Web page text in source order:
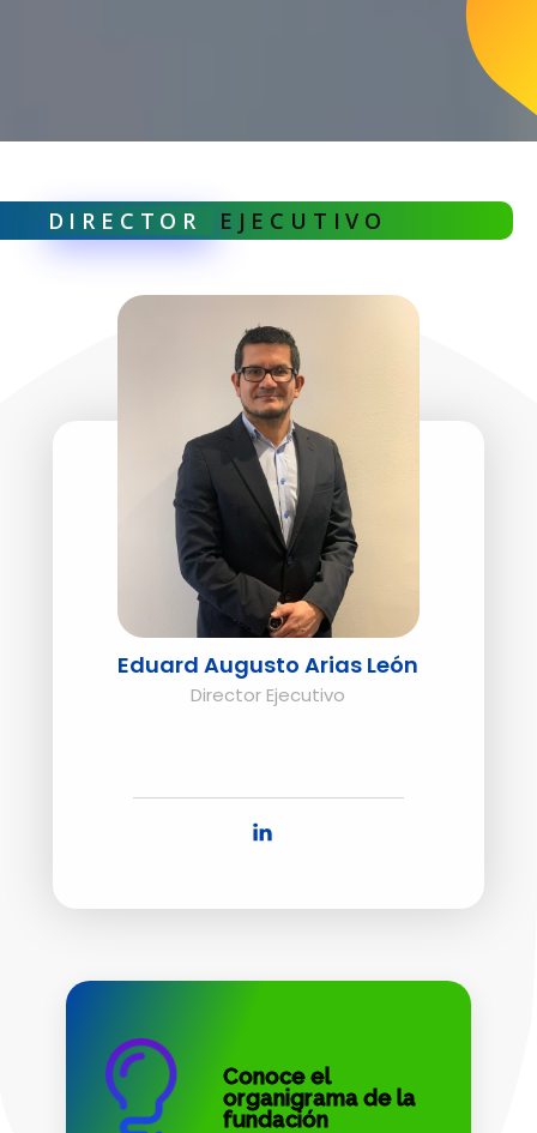
DIRECTOR EJECUTIVO
Eduard Augusto Arias León
Director Ejecutivo
Conoce el
organigrama de la
fundación